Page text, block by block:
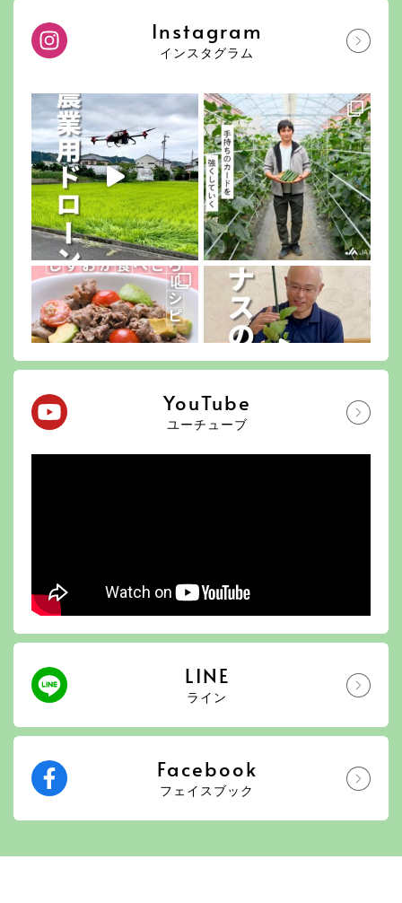
Instagram
インスタグラム
YouTube
ユーチューブ
LINE
ライン
Facebook
フェイスブック